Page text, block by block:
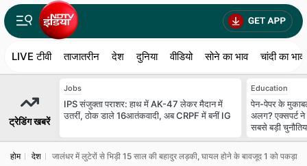
LIVE टीवी ताजातरीन देश दुनिया वीडियो सोने का भाव चांदी का भाव
ट्रेडिंग खबरें
Jobs
IPS संजुक्ता पराशर: हाथ में AK-47 लेकर मैदान में
उतरीं, ठोक डाले 16आतंकवादी, अब CRPF में बनीं IG
Education
पेन-पेपर के मुकाबले
अलग? एक्सपर्ट ने
सबसे बड़ी
होम देश जालंधर में लुटेरों से भिड़ी 15 साल की बहादुर लड़की, घायल होने के बावजूद 1 को पकड़ा